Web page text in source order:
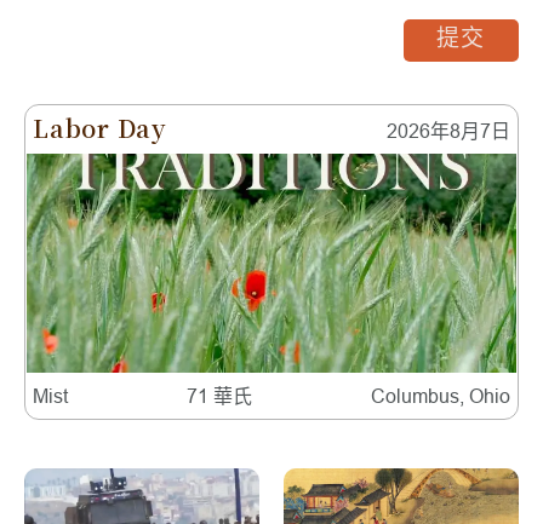
Labor Day 2026年8月7日
Mist 71 華氏 Columbus, Ohio
提交